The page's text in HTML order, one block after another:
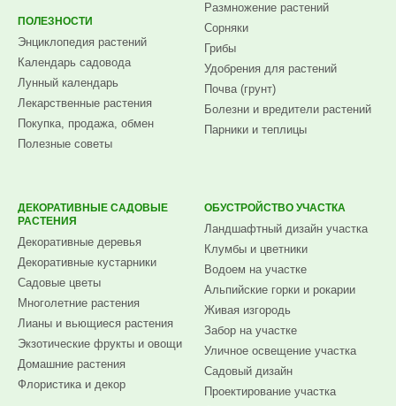
ПОЛЕЗНОСТИ
Энциклопедия растений
Календарь садовода
Лунный календарь
Лекарственные растения
Покупка, продажа, обмен
Полезные советы
Размножение растений
Сорняки
Грибы
Удобрения для растений
Почва (грунт)
Болезни и вредители растений
Парники и теплицы
ДЕКОРАТИВНЫЕ САДОВЫЕ
РАСТЕНИЯ
Декоративные деревья
Декоративные кустарники
Садовые цветы
Многолетние растения
Лианы и вьющиеся растения
Экзотические фрукты и овощи
Домашние растения
Флористика и декор
ОБУСТРОЙСТВО УЧАСТКА
Ландшафтный дизайн участка
Клумбы и цветники
Водоем на участке
Альпийские горки и рокарии
Живая изгородь
Забор на участке
Уличное освещение участка
Садовый дизайн
Проектирование участка